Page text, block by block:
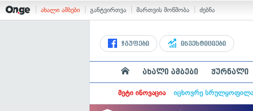
ახალი ამბები განტვირთვა მართვის მოწმობა ძებნა
ჯგუფები ინვესტიციები
ახალი ამბები ჟურნალი
მეტი ინოვაცია იცხოვრე